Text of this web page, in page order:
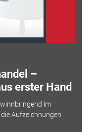
–
erster Hand
im
Aufzeichnungen